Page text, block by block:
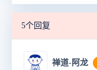
5个回复
禅道-阿龙